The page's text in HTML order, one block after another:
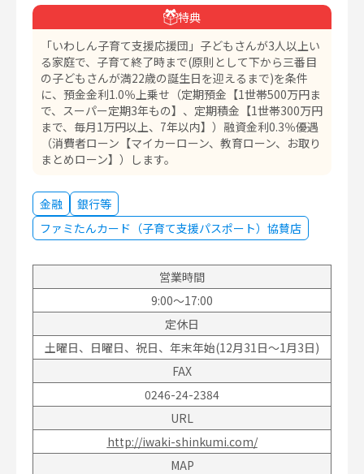
特典
「いわしん子育て支援応援団」子どもさんが3人以上い
る家庭で、子育て終了時まで(原則として下から三番目
の子どもさんが満22歳の誕生日を迎えるまで)を条件
に、預金金利1.0％上乗せ（定期預金【1世帯500万円ま
で、スーパー定期3年もの】、定期積金【1世帯300万円
まで、毎月1万円以上、7年以内】）融資金利0.3％優遇
（消費者ローン【マイカーローン、教育ローン、お取り
まとめローン】）します。
金融
銀行等
ファミたんカード（子育て支援パスポート）協賛店
営業時間
9:00～17:00
定休日
土曜日、日曜日、祝日、年末年始(12月31日～1月3日)
FAX
0246-24-2384
URL
http://iwaki-shinkumi.com/
MAP